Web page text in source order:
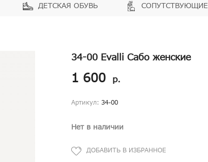
ДЕТСКАЯ ОБУВЬ
34-00 Evalli Сабо женские
1 600 р.
Артикул: 34-00
Нет в наличии